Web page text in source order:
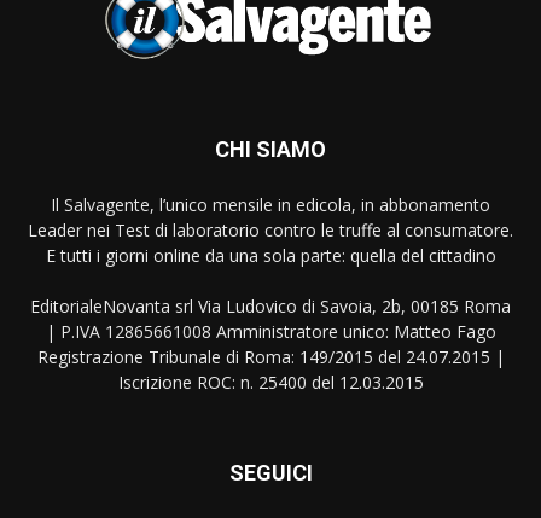
CHI SIAMO
Il Salvagente, l’unico mensile in edicola, in abbonamento
Leader nei Test di laboratorio contro le truffe al consumatore.
E tutti i giorni online da una sola parte: quella del cittadino
EditorialeNovanta srl Via Ludovico di Savoia, 2b, 00185 Roma
| P.IVA 12865661008 Amministratore unico: Matteo Fago
Registrazione Tribunale di Roma: 149/2015 del 24.07.2015 |
Iscrizione ROC: n. 25400 del 12.03.2015
SEGUICI